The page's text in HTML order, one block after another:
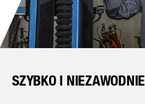
SZYBKO I NIEZAWODNIE